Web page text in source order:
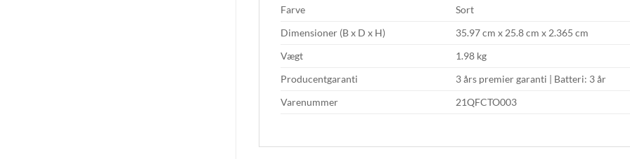
Farve
Sort
Dimensioner (B x D x H)
35.97 cm x 25.8 cm x 2.365 cm
Vægt
1.98 kg
Producentgaranti
3 års premier garanti | Batteri: 3 år
Varenummer
21QFCTO003